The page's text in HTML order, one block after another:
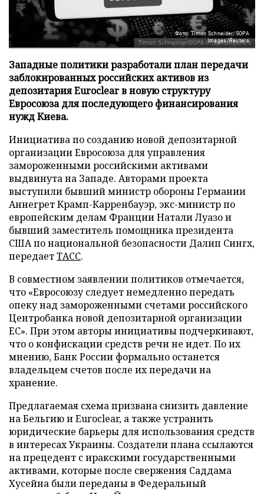
Фото: Timon Schneider/SOPA
Images/Reuters
Западные политики разработали план передачи
заблокированных российских активов из
депозитария Euroclear в новую структуру
Евросоюза для последующего финансирования
нужд Киева.
Инициатива по созданию новой депозитарной
организации Евросоюза для управления
замороженными российскими активами
выдвинута на Западе. Авторами проекта
выступили бывший министр обороны Германии
Аннегрет Крамп-Карренбауэр, экс-министр по
европейским делам Франции Натали Луазо и
бывший заместитель помощника президента
США по национальной безопасности Далип Сингх,
передаетТАСС.
В совместном заявлении политиков отмечается,
что «Евросоюзу следует немедленно передать
опеку над замороженными счетами российского
Центробанка новой депозитарной организации
ЕС». При этом авторы инициативы подчеркивают,
что о конфискации средств речи не идет. По их
мнению, Банк России формально останется
владельцем счетов после их передачи на
хранение.
Предлагаемая схема призвана снизить давление
на Бельгию и Euroclear, а также устранить
юридические барьеры для использования средств
в интересах Украины. Создатели плана ссылаются
на прецедент с иракскими государственными
активами, которые после свержения Саддама
Хусейна были переданы в Федеральный